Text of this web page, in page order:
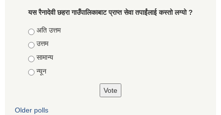
यस रैनादेवी छहरा गाउँपालिकाबाट प्राप्त सेवा तपाईंलाई कस्तो लग्यो ?
Choices
अति उत्तम
उत्तम
सामान्य
न्यून
Older polls